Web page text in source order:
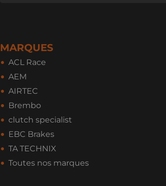
MARQUES
ACL Race
AEM
AIRTEC
Brembo
clutch specialist
EBC Brakes
TA TECHNIX
Toutes nos marques